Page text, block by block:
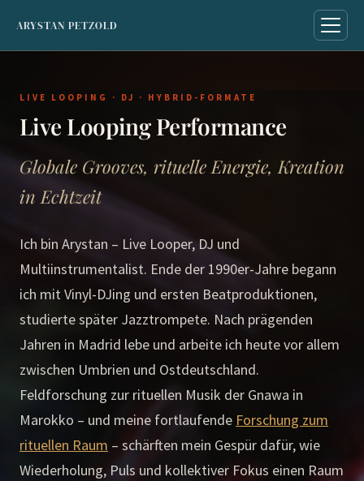
ARYSTAN PETZOLD
LIVE LOOPING · DJ · HYBRID-FORMATE
Live Looping Performance
Globale Grooves, rituelle Energie, Kreation
in Echtzeit
Ich bin Arystan – Live Looper, DJ und
Multiinstrumentalist. Ende der 1990er-Jahre begann
ich mit Vinyl-DJing und ersten Beatproduktionen,
studierte später Jazztrompete. Nach prägenden
Jahren in Madrid lebe und arbeite ich heute vor allem
zwischen Umbrien und Ostdeutschland.
Feldforschung zur rituellen Musik der Gnawa in
Marokko – und meine fortlaufende Forschung zum
rituellen Raum – schärften mein Gespür dafür, wie
Wiederholung, Puls und kollektiver Fokus einen Raum